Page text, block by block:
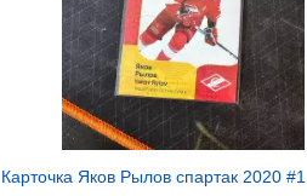
Карточка Яков Рылов спартак 2020 #1